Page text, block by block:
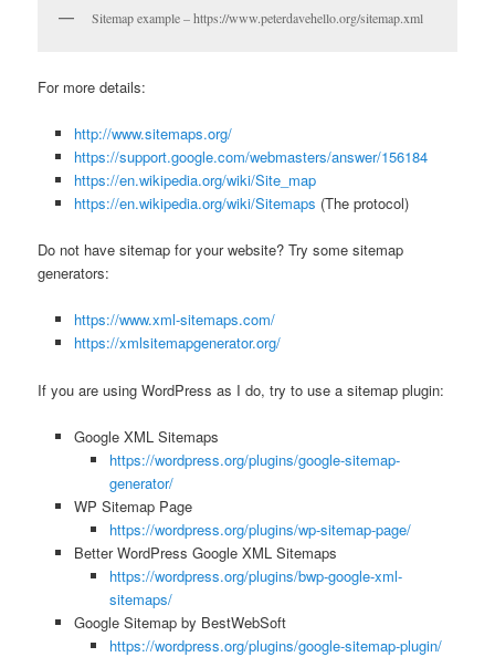
Sitemap example – https://www.peterdavehello.org/sitemap.xml
For more details:
http://www.sitemaps.org/
https://support.google.com/webmasters/answer/156184
https://en.wikipedia.org/wiki/Site_map
https://en.wikipedia.org/wiki/Sitemaps (The protocol)
Do not have sitemap for your website? Try some sitemap
generators:
https://www.xml-sitemaps.com/
https://xmlsitemapgenerator.org/
If you are using WordPress as I do, try to use a sitemap plugin:
Google XML Sitemaps
https://wordpress.org/plugins/google-sitemap-
generator/
WP Sitemap Page
https://wordpress.org/plugins/wp-sitemap-page/
Better WordPress Google XML Sitemaps
https://wordpress.org/plugins/bwp-google-xml-
sitemaps/
Google Sitemap by BestWebSoft
https://wordpress.org/plugins/google-sitemap-plugin/